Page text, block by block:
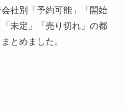
社別「予約可能」「開始
未定」「売り切れ」の都
とめました。